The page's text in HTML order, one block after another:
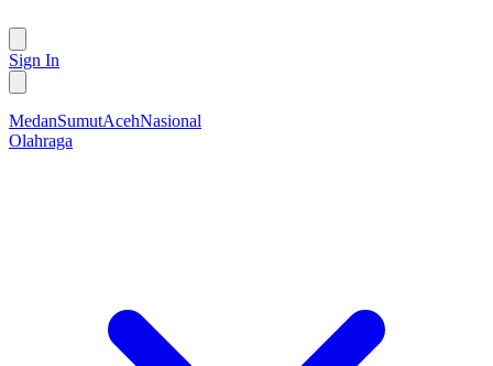
Sign In
MedanSumutAcehNasional
Olahraga